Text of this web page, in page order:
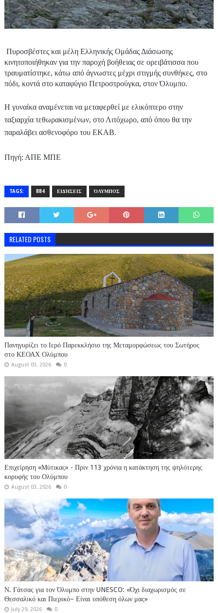
Πυροσβέστες και μέλη Ελληνικής Ομάδας Διάσωσης
κινητοποιήθηκαν για την παροχή βοήθειας σε ορειβάτισσα που
τραυματίστηκε, κάτω από άγνωστες μέχρι στιγμής συνθήκες, στο
πόδι, κοντά στο καταφύγιο Πετροστρούγκα, στον Όλυμπο.
Η γυναίκα αναμένεται να μεταφερθεί με ελικόπτερο στην
ταξιαρχία τεθωρακισμένων, στο Λιτόχωρο, από όπου θα την
παραλάβει ασθενοφόρο του ΕΚΑΒ.
Πηγή: ΑΠΕ ΜΠΕ
TAGS: 884 ΕΙΔΉΣΕΙΣ ΌΛΥΜΠΟΣ
RELATED POSTS
Πανηγυρίζει το Ιερό Παρεκκλήσιο της Μεταμορφώσεως του Σωτήρος
στο ΚΕΟΑΧ Ολύμπου
August 03, 2026 0
Επιχείρηση «Μύτικας» - Πριν 113 χρόνια η κατάκτηση της ψηλότερης
κορυφής του Ολύμπου
August 03, 2026 0
Ν. Γάτσας για τον Όλυμπο στην UNESCO: «Όχι διαχωρισμός σε
Θεσσαλικό και Πιερικό– Είναι υπόθεση όλων μας»
July 29, 2026 0